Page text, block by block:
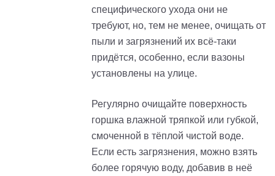
специфического ухода они не
требуют, но, тем не менее, очищать от
пыли и загрязнений их всё-таки
придётся, особенно, если вазоны
установлены на улице.
Регулярно очищайте поверхность
горшка влажной тряпкой или губкой,
смоченной в тёплой чистой воде.
Если есть загрязнения, можно взять
более горячую воду, добавив в неё